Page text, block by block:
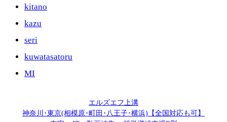
kitano
kazu
seri
kuwatasatoru
MI
エルズエフ上溝
神奈川･東京(相模原･町田･八王子･横浜)【全国対応も可】